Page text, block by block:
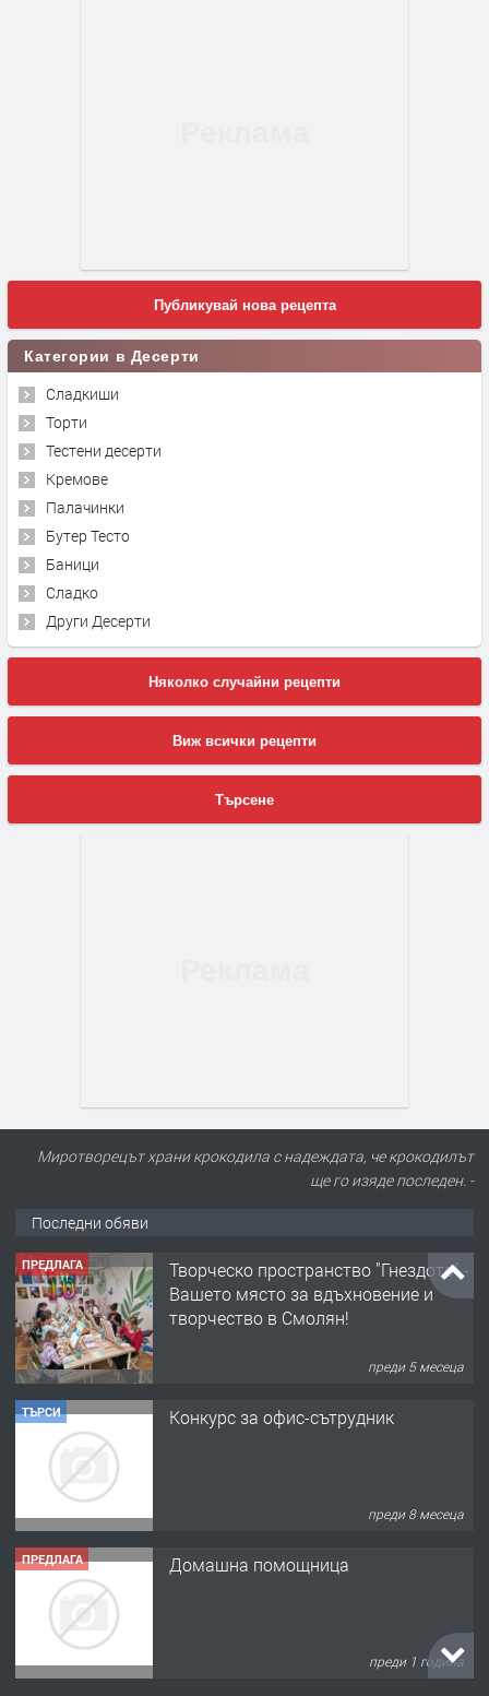
Публикувай нова рецепта
Категории в Десерти
Сладкиши
Торти
Тестени десерти
Кремове
Палачинки
Бутер Тесто
Баници
Сладко
Други Десерти
Няколко случайни рецепти
Виж всички рецепти
Търсене
Миротворецът храни крокодила с надеждата, че крокодилът
ще го изяде последен. -
Последни обяви
ПРЕДЛАГА
Творческо пространство "Гнездото" -
Вашето място за вдъхновение и
творчество в Смолян!
преди 5 месеца
ТЪРСИ Конкурс за офис-сътрудник
преди 8 месеца
ПРЕДЛАГА Домашна помощница
преди 1 година